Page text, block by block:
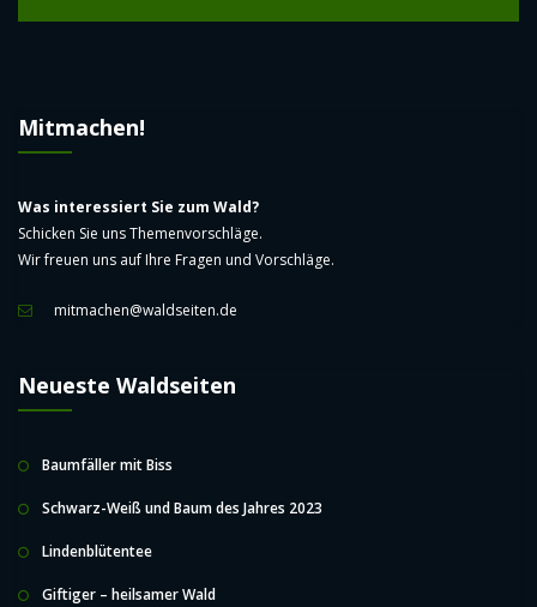
Mitmachen!
Was interessiert Sie zum Wald?
Schicken Sie uns Themenvorschläge.
Wir freuen uns auf Ihre Fragen und Vorschläge.
mitmachen@waldseiten.de
Neueste Waldseiten
Baumfäller mit Biss
Schwarz-Weiß und Baum des Jahres 2023
Lindenblütentee
Giftiger – heilsamer Wald